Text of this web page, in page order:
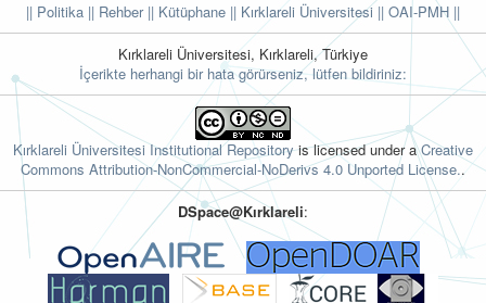
|| Politika || Rehber|| Kütüphane || Kırklareli Üniversitesi || OAI-PMH ||
Kırklareli Üniversitesi, Kırklareli, Türkiye
İçerikte herhangi bir hata görürseniz, lütfen bildiriniz:
Kırklareli Üniversitesi Institutional Repositoryis licensed under aCreative
Commons Attribution-NonCommercial-NoDerivs 4.0 Unported License..
DSpace@Kırklareli: